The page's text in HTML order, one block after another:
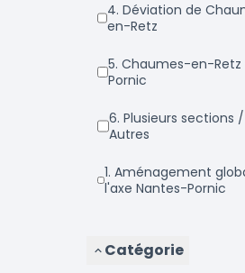
4. Déviation de Chaumes-
en-Retz
5. Chaumes-en-Retz <>
Pornic
6. Plusieurs sections /
Autres
1. Aménagement global de
l'axe Nantes-Pornic
Catégorie